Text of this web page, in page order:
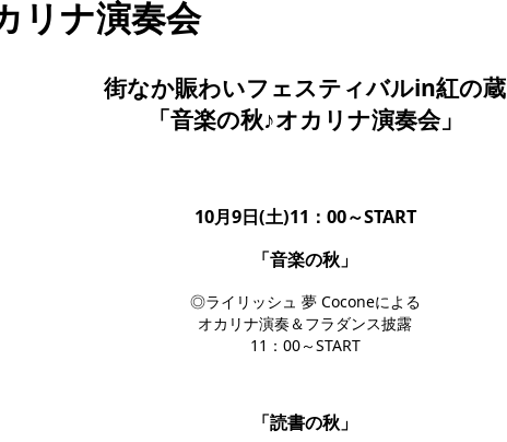
リナ演奏会
街なか賑わいフェスティバルin紅の蔵
「音楽の秋♪オカリナ演奏会」
10月9日(土)11：00～START
「音楽の秋」
◎ライリッシュ 夢 Coconeによる
オカリナ演奏＆フラダンス披露
11：00～START
「読書の秋」